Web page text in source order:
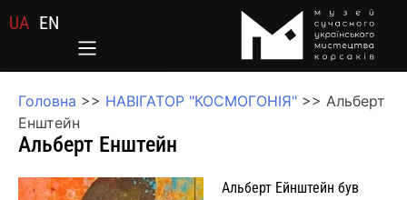
UA EN
Головна >> НАВІГАТОР "КОСМОГОНІЯ" >> Альберт
Енштейн
Альберт Енштейн
Альберт Ейнштейн був